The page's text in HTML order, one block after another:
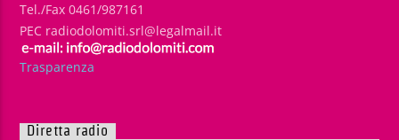
Tel./Fax 0461/987161
PEC radiodolomiti.srl@legalmail.it
Trasparenza
Diretta radio